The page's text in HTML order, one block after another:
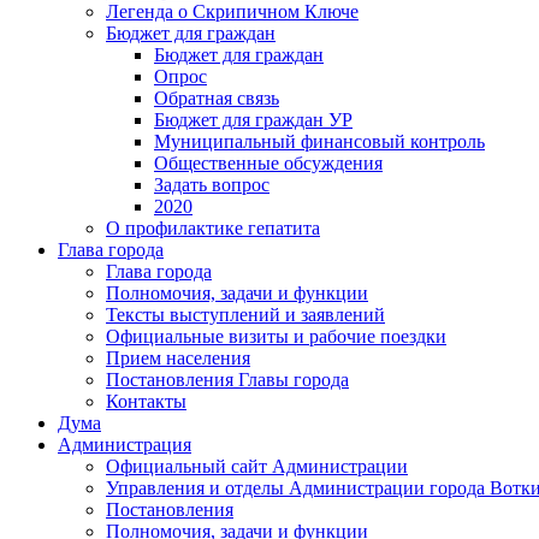
Легенда о Скрипичном Ключе
Бюджет для граждан
Бюджет для граждан
Опрос
Обратная связь
Бюджет для граждан УР
Муниципальный финансовый контроль
Общественные обсуждения
Задать вопрос
2020
О профилактике гепатита
Глава города
Глава города
Полномочия, задачи и функции
Тексты выступлений и заявлений
Официальные визиты и рабочие поездки
Прием населения
Постановления Главы города
Контакты
Дума
Администрация
Официальный сайт Администрации
Управления и отделы Администрации города
Постановления
Полномочия, задачи и функции